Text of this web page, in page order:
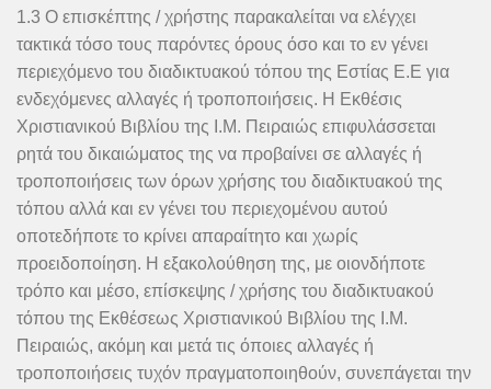
1.3 Ο επισκέπτης / χρήστης παρακαλείται να ελέγχει
τακτικά τόσο τους παρόντες όρους όσο και το εν γένει
περιεχόμενο του διαδικτυακού τόπου της Εστίας Ε.Ε για
ενδεχόμενες αλλαγές ή τροποποιήσεις. Η Εκθέσις
Χριστιανικού Βιβλίου της Ι.Μ. Πειραιώς επιφυλάσσεται
ρητά του δικαιώματος της να προβαίνει σε αλλαγές ή
τροποποιήσεις των όρων χρήσης του διαδικτυακού της
τόπου αλλά και εν γένει του περιεχομένου αυτού
οποτεδήποτε το κρίνει απαραίτητο και χωρίς
προειδοποίηση. Η εξακολούθηση της, με οιονδήποτε
τρόπο και μέσο, επίσκεψης / χρήσης του διαδικτυακού
τόπου της Εκθέσεως Χριστιανικού Βιβλίου της Ι.Μ.
Πειραιώς, ακόμη και μετά τις όποιες αλλαγές ή
τροποποιήσεις τυχόν πραγματοποιηθούν, συνεπάγεται την